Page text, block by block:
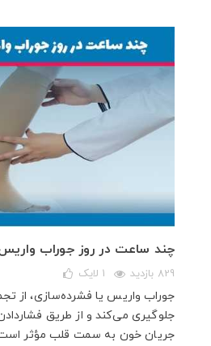
چند ساعت در روز جوراب
829 بازدید 1 لایک
جوراب واریس یا فشرده‌سازی، از
جلوگیری می‌کند و از طریق
جریان خون به سمت قلب مؤثر است.